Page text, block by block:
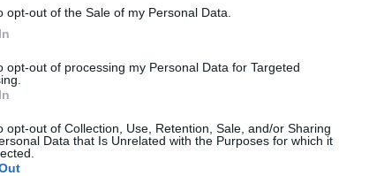
opt-out of the Sale of my Personal Data.
opt-out of processing my Personal Data for Targeted
opt-out of Collection, Use, Retention, Sale, and/or Sharing
Data that Is Unrelated with the Purposes for which it
Prossimo articolo